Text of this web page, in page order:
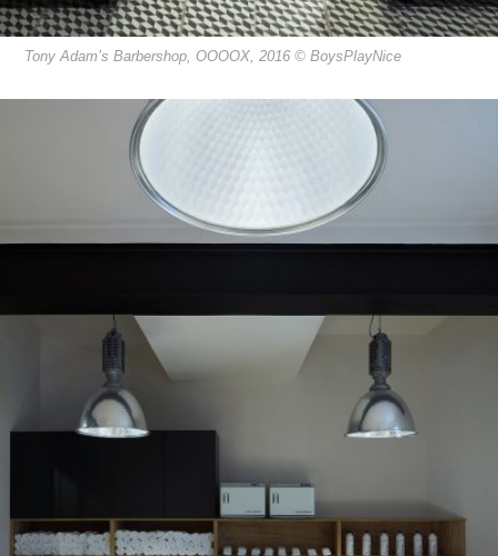
Tony Adam’s Barbershop, OOOOX, 2016 © BoysPlayNice